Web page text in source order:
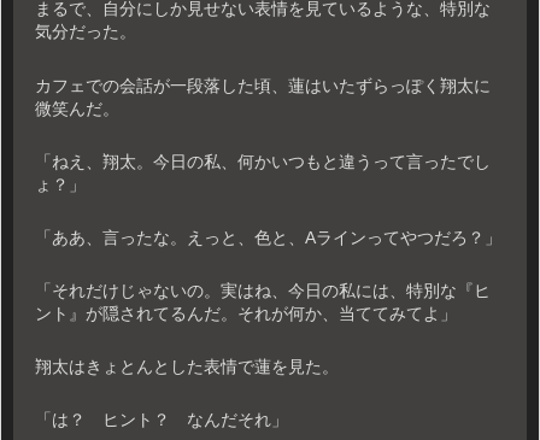
まるで、自分にしか見せない表情を見ているような、特別な
気分だった。
カフェでの会話が一段落した頃、蓮はいたずらっぽく翔太に
微笑んだ。
「ねえ、翔太。今日の私、何かいつもと違うって言ったでし
ょ？」
「ああ、言ったな。えっと、色と、Aラインってやつだろ？」
「それだけじゃないの。実はね、今日の私には、特別な『ヒ
ント』が隠されてるんだ。それが何か、当ててみてよ」
翔太はきょとんとした表情で蓮を見た。
「は？ ヒント？ なんだそれ」